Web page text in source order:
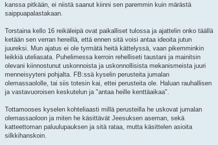
kanssa pitkään, ei niistä saanut kiinni sen paremmin kuin märästä
saippuapalastakaan.
Torstaina kello 16 reikäleipä ovat paikalliset tulossa ja ajattelin onko täällä
ketään sen verran hereillä, että ennen sitä voisi antaa ideoita jutun
juureksi. Mun ajatus ei ole tyrmätä heitä kättelyssä, vaan pikemminkin
leikkiä uteliasata. Puhelimessa kerroin rehelliseti taustani ja mainitsin
olevani kiinnostunut uskonnoista ja uskonnollisista mekanismeista juuri
menneisyyteni pohjalta. FB:ssä kyselin perusteita jumalan
olemassaololle, tai siis totesin kai, ettei perusteita ole. Haluan rauhallisen
ja vastavuoroisen keskutelun ja "antaa heille kenttäaikaa".
Tottamooses kyselen kohteliaasti millä perusteilla he uskovat jumalan
olemassaoloon ja miten he käsittävät Jeesuksen aseman, sekä
katteettoman paluulupauksen ja sitä rataa, mutta käsittelen asioita
silkkihanskoin.